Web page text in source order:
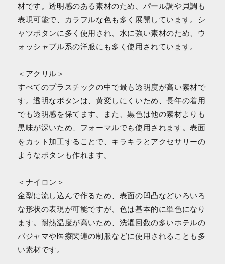
材です。透明感のある素材のため、パール調や貝調も
表現可能で、カラフルな色も多く展開しています。シ
ャツボタンに多く使用され、水に強い素材のため、ウ
ォッシャブル系の洋服にも多く使用されています。
＜アクリル＞
すべてのプラスチックの中で最も透明度が高い素材で
す。透明なボタンは、黄変しにくいため、長年の着用
でも透明感を保てます。また、黒色は他の素材よりも
黒味が深いため、フォーマルでも使用されます。表面
をカット加工することで、キラキラとアクセサリーの
ようなボタンも作れます。
＜ナイロン＞
金型に流し込んで作るため、表面の凹凸などいろいろ
な形状の表現が可能ですが、色は基本的に単色になり
ます。耐熱温度が高いため、洗濯回数の多いホテルの
パジャマや医療関連の制服などに使用されることも多
い素材です。